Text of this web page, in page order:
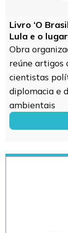
Livro ‘O
Lula e o
Obra
reúne artigos
cientistas
diplomacia e
ambientais